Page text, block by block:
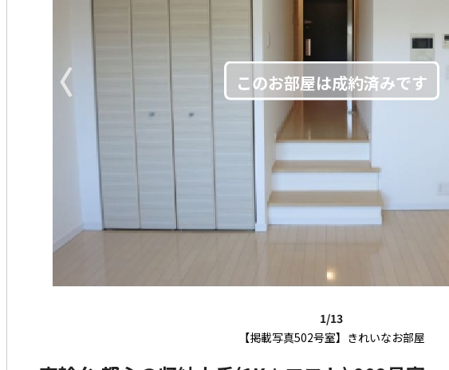
1/13
【掲載写真502号室】きれいなお部屋
〈